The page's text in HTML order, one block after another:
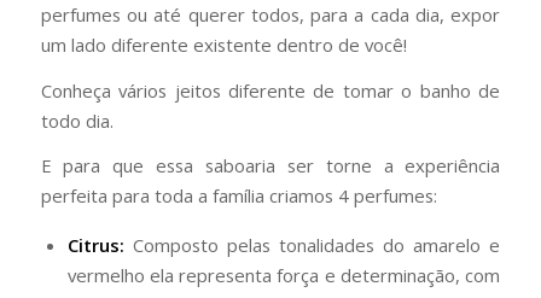
perfumes ou até querer todos, para a cada dia, expor
um lado diferente existente dentro de você!
Conheça vários jeitos diferente de tomar o banho de
todo dia.
E para que essa saboaria ser torne a experiência
perfeita para toda a família criamos 4 perfumes:
Citrus: Composto pelas tonalidades do amarelo e
vermelho ela representa força e determinação, com